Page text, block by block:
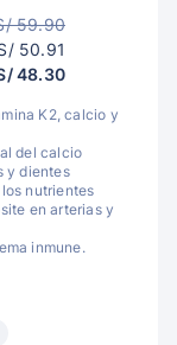
59.90
50.91
48.30
K2, calcio y
del calcio
y dientes
nutrientes
en arterias y
inmune.